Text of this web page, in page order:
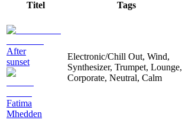
Titel Tags
After
sunset
Fatima
Mhedden
Electronic/Chill Out, Wind,
Synthesizer, Trumpet, Lounge,
Corporate, Neutral, Calm